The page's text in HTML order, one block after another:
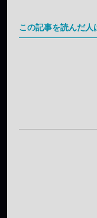
この記事を読んだ人